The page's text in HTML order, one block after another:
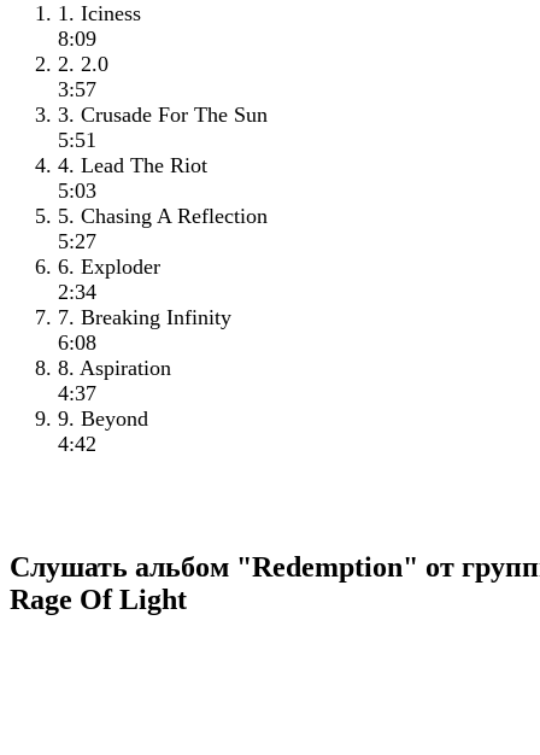
1. Iciness
8:09
2. 2.0
3:57
3. Crusade For The Sun
5:51
4. Lead The Riot
5:03
5. Chasing A Reflection
5:27
6. Exploder
2:34
7. Breaking Infinity
6:08
8. Aspiration
4:37
9. Beyond
4:42
Слушать альбом "Redemption" от
Rage Of Light